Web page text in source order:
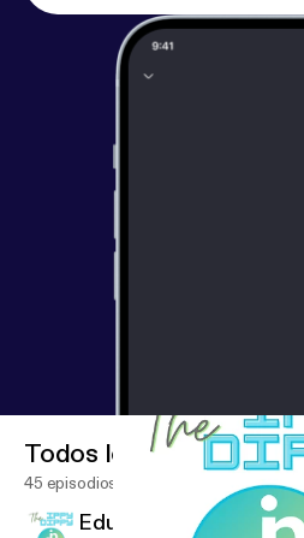
Todos los episodios
45 episodios
Educator Spotlight: